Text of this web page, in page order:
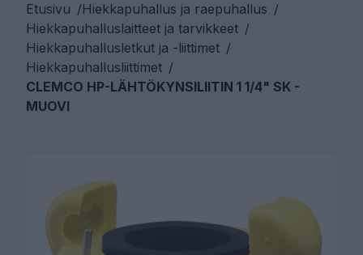
Etusivu /Hiekkapuhallus ja raepuhallus /
Hiekkapuhalluslaitteet ja tarvikkeet /
Hiekkapuhallusletkut ja -liittimet /
Hiekkapuhallusliittimet /
CLEMCO HP-LÄHTÖKYNSILIITIN 1 1/4" SK -
MUOVI